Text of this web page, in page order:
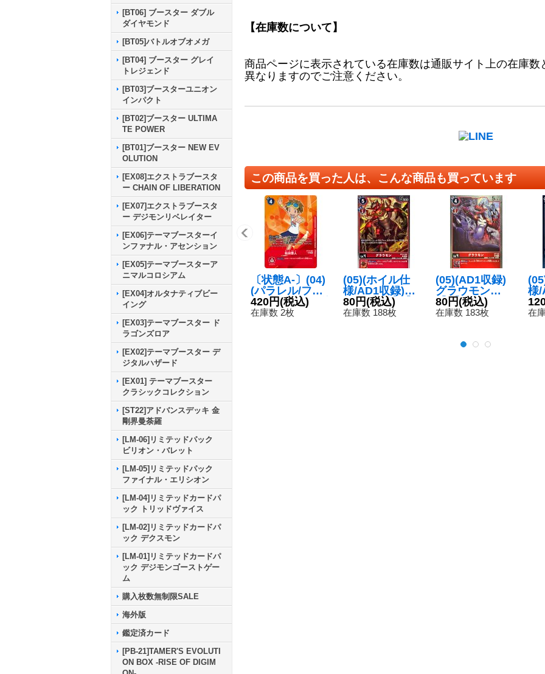
[BT06] ブースター ダブル
ダイヤモンド
[BT05]バトルオブオメガ
[BT04] ブースター グレイ
トレジェンド
[BT03]ブースターユニオン
インパクト
[BT02]ブースター ULTIMA
TE POWER
[BT01]ブースター NEW EV
OLUTION
[EX08]エクストラブースタ
ー CHAIN OF LIBERATION
[EX07]エクストラブースタ
ー デジモンリベレイター
[EX06]テーマブースターイ
ンファナル・アセンション
[EX05]テーマブースターア
ニマルコロシアム
[EX04]オルタナティブビー
イング
[EX03]テーマブースター ド
ラゴンズロア
[EX02]テーマブースター デ
ジタルハザード
[EX01] テーマブースター
クラシックコレクション
[ST22]アドバンスデッキ 金
剛界曼荼羅
[LM-06]リミテッドパック
ビリオン・バレット
[LM-05]リミテッドパック
ファイナル・エリシオン
[LM-04]リミテッドカードパ
ック トリッドヴァイス
[LM-02]リミテッドカードパ
ック デクスモン
[LM-01]リミテッドカードパ
ック デジモンゴーストゲー
ム
購入枚数無制限SALE
海外版
鑑定済カード
[PB-21]TAMER'S EVOLUTI
ON BOX -RISE OF DIGIM
【在庫数について】
商品ページに表示されている在庫数は通販サイト上の在庫
異なりますのでご注意ください。
この商品を買った人は、こんな商品も買っています
〔状態A-〕(04)
(パラレル/フレ
ームレス)松田啓
人【R-P】{BT1
420円(税込)
在庫数 2枚
(05)(ホイル仕
様/AD1収録)グ
ラウモン【C】
{BT19-009}
80円(税込)
在庫数 188枚
(05)(AD1収録)
グラウモン
【R】{ST7-05}
《赤》
80円(税込)
在庫数 183枚
様/
体
在